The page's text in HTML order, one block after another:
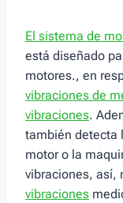
El sistema de
está diseñado
motores., en
vibraciones de
vibraciones.
también detecta
motor o la
vibraciones, así,
vibraciones